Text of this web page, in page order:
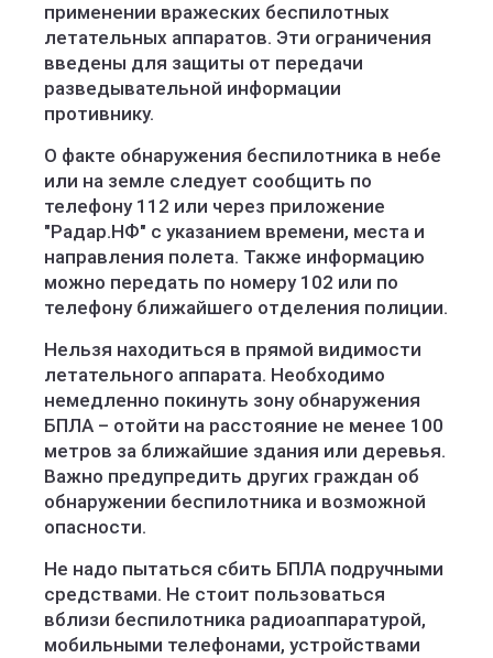
применении вражеских беспилотных
летательных аппаратов. Эти ограничения
введены для защиты от передачи
разведывательной информации
противнику.
О факте обнаружения беспилотника в небе
или на земле следует сообщить по
телефону 112 или через приложение
"Радар.НФ" с указанием времени, места и
направления полета. Также информацию
можно передать по номеру 102 или по
телефону ближайшего отделения полиции.
Нельзя находиться в прямой видимости
летательного аппарата. Необходимо
немедленно покинуть зону обнаружения
БПЛА – отойти на расстояние не менее 100
метров за ближайшие здания или деревья.
Важно предупредить других граждан об
обнаружении беспилотника и возможной
опасности.
Не надо пытаться сбить БПЛА подручными
средствами. Не стоит пользоваться
вблизи беспилотника радиоаппаратурой,
мобильными телефонами, устройствами